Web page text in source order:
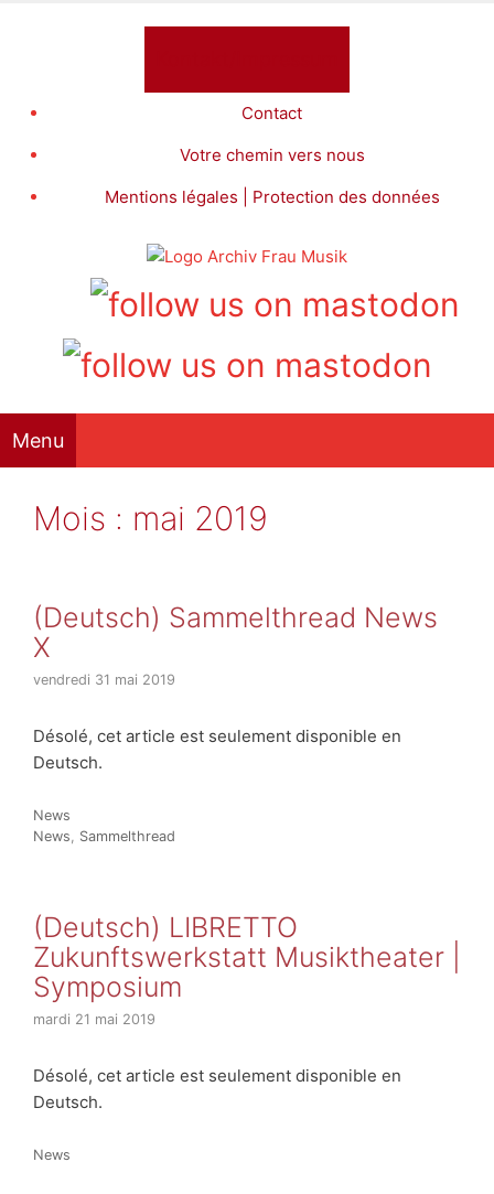
Contact
Votre chemin vers nous
Mentions légales | Protection des données
Menu
Mois : mai 2019
(Deutsch) Sammelthread News
X
vendredi 31 mai 2019
Désolé, cet article est seulement disponible en
Deutsch.
Catégories
News
Étiquettes
News Sammelthread
(Deutsch) LIBRETTO
Zukunftswerkstatt Musiktheater |
Symposium
mardi 21 mai 2019
Désolé, cet article est seulement disponible en
Deutsch.
Catégories
News